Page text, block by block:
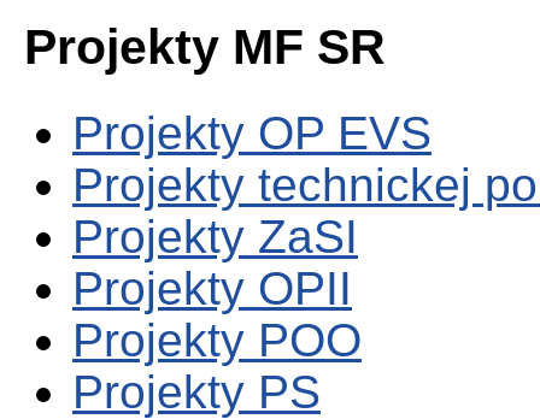
Projekty MF SR
Projekty OP EVS
Projekty technickej
Projekty ZaSI
Projekty OPII
Projekty POO
Projekty PS